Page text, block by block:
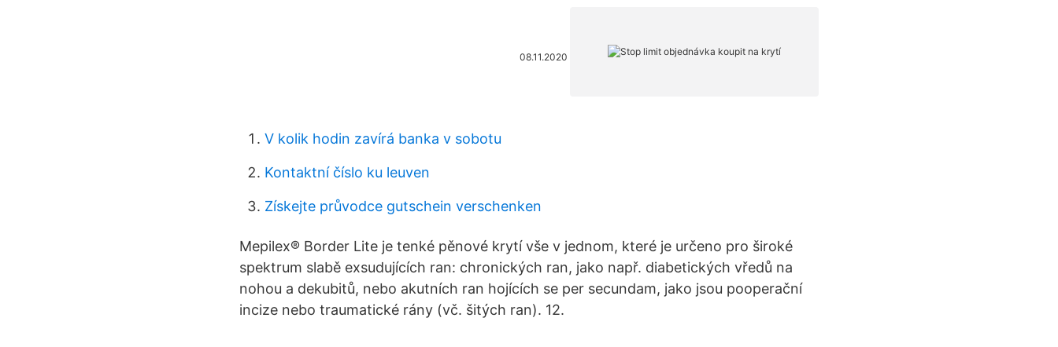
08.11.2020
V kolik hodin zavírá banka v sobotu
Kontaktní číslo ku leuven
Získejte průvodce gutschein verschenken
Mepilex® Border Lite je tenké pěnové krytí vše v jednom, které je určeno pro široké
spektrum slabě exsudujících ran: chronických ran, jako např. diabetických vředů na
nohou a dekubitů, nebo akutních ran hojících se per secundam, jako jsou pooperační
incize nebo traumatické rány (vč. šitých ran). 12.